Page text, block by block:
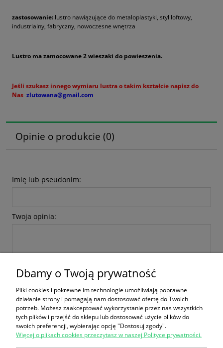
zastosowanie: lustro nawiązujące do metaloplastyki, styl loftowy,
industrialny, fabryczny, nowoczesne wnętrza
Lustro ma zamocowane 2 wieszaki do powieszenia.
Jeśli szukasz innego wymiaru lustra o takim kształcie napisz do
Nas zlutowana@gmail.com
Opinie o produkcie (0)
Imię lub pseudonim:
Twoja opinia:
wyślij
Zakupy
Dbamy o Twoją prywatność
Pliki cookies i pokrewne im technologie umożliwiają poprawne
działanie strony i pomagają nam dostosować ofertę do Twoich
potrzeb. Możesz zaakceptować wykorzystanie przez nas wszystkich
tych plików i przejść do sklepu lub dostosować użycie plików do
swoich preferencji, wybierając opcję "Dostosuj zgody".
Więcej o plikach cookies przeczytasz w naszej Polityce prywatności.